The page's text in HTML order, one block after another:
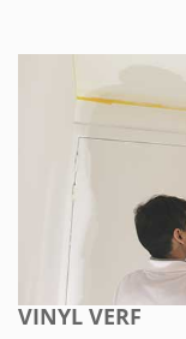
VINYL VERF